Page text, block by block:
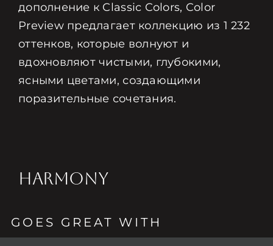
дополнение к Classic Colors, Color
Preview предлагает коллекцию из 1 232
оттенков, которые волнуют и
вдохновляют чистыми, глубокими,
ясными цветами, создающими
поразительные сочетания.
HARMONY
GOES GREAT WITH